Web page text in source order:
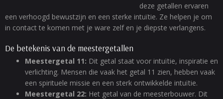
deze getallen ervaren
een verhoogd bewustzijn en een sterke intuïtie. Ze helpen je om
in contact te komen met je ware zelf en je diepste verlangens.
De betekenis van de meestergetallen
Meestergetal 11: Dit getal staat voor intuïtie, inspiratie en
verlichting. Mensen die vaak het getal 11 zien, hebben vaak
een spirituele missie en een sterk ontwikkelde intuïtie.
Meestergetal 22: Het getal van de meesterbouwer. Dit